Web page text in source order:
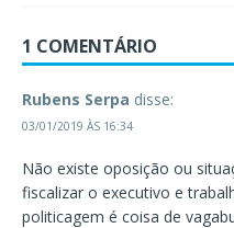
1 COMENTÁRIO
Rubens Serpa disse:
03/01/2019 ÀS 16:34
Não existe oposição ou
fiscalizar o executivo e
politicagem é coisa de